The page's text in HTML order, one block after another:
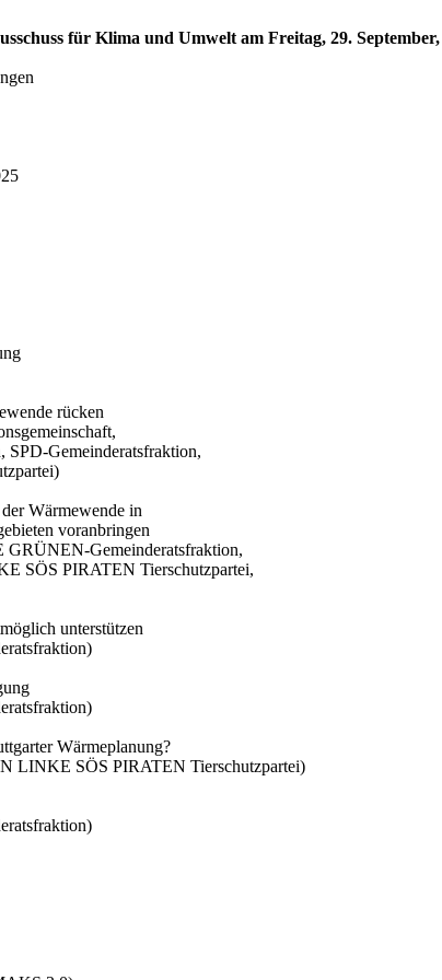
für Klima und Umwelt am Freitag, 29.
rücken
Gemeinderatsfraktion,
Wärmewende in
voranbringen
GRÜNEN-Gemeinderatsfraktion,
SÖS PIRATEN Tierschutzpartei,
unterstützen
Wärmeplanung?
LINKE SÖS PIRATEN Tierschutzpartei)